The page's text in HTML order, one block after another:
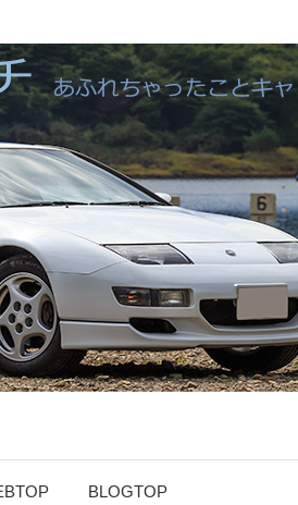
BLOGTOP